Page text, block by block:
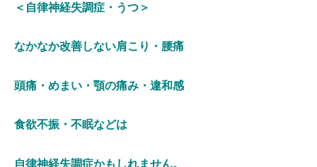
＜自律神経失調症・うつ＞
なかなか改善しない肩こり・腰痛
頭痛・めまい・顎の痛み・違和感
食欲不振・不眠などは
自律神経失調症かもしれません。